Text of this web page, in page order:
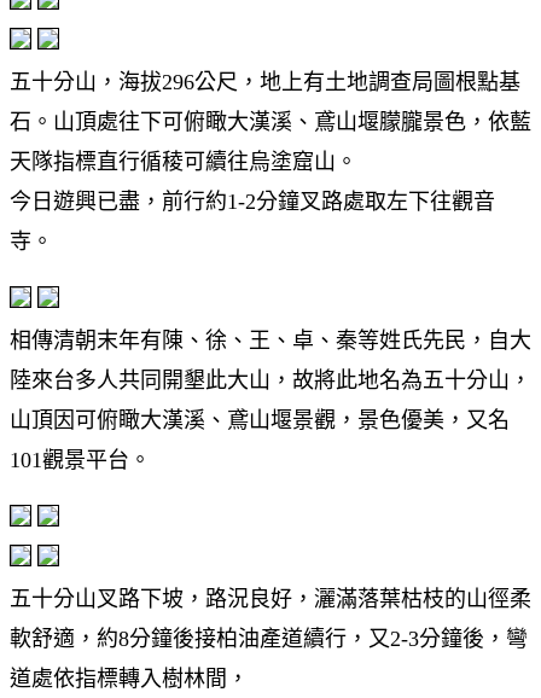
五十分山，海拔296公尺，地上有土地調查局圖根點基
石。山頂處往下可俯瞰大漢溪、鳶山堰朦朧景色，依藍
天隊指標直行循稜可續往烏塗窟山。
今日遊興已盡，前行約1-2分鐘叉路處取左下往觀音
寺。
相傳清朝末年有陳、徐、王、卓、秦等姓氏先民，自大
陸來台多人共同開墾此大山，故將此地名為五十分山，
山頂因可俯瞰大漢溪、鳶山堰景觀，景色優美，又名
101觀景平台。
五十分山叉路下坡，路況良好，灑滿落葉枯枝的山徑柔
軟舒適，約8分鐘後接柏油產道續行，又2-3分鐘後，彎
道處依指標轉入樹林間，